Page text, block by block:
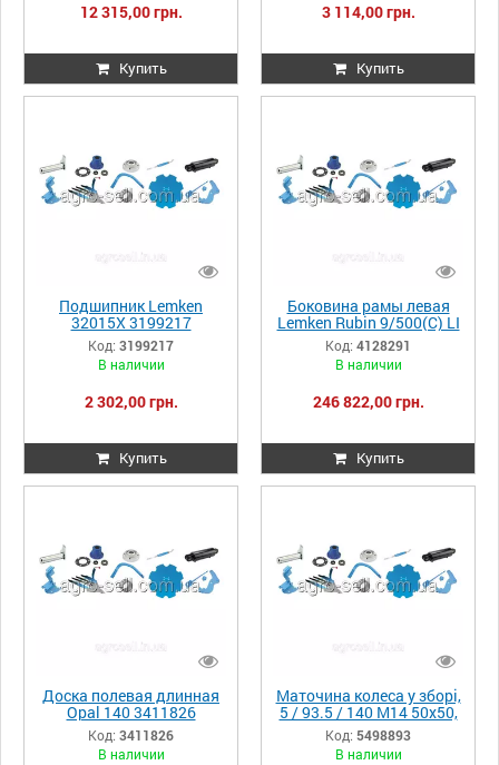
12 315,00 грн.
Купить
3 114,00 грн.
Купить
Подшипник Lemken
32015X 3199217
Код: 3199217
В наличии
2 302,00 грн.
Купить
Боковина рамы левая
Lemken Rubin 9/500(C) LI
4128291
Код: 4128291
В наличии
246 822,00 грн.
Купить
Доска полевая длинная
Opal 140 3411826
Код: 3411826
В наличии
Маточина колеса у зборі,
5 / 93.5 / 140 M14 50x50,
5498893
Код: 5498893
В наличии